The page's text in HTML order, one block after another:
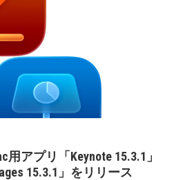
用アプリ「Keynote 15.3.1」
15.3.1」をリリース